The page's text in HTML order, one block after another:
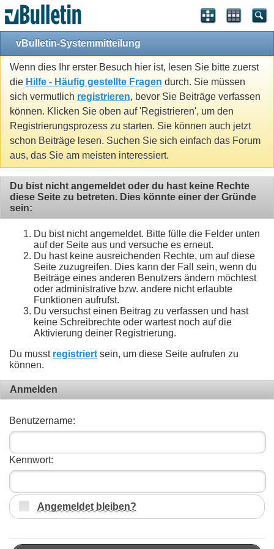
vBulletin-Systemmitteilung
Wenn dies Ihr erster Besuch hier ist, lesen Sie bitte zuerst
die Hilfe - Häufig gestellte Fragen durch. Sie müssen
sich vermutlich registrieren, bevor Sie Beiträge verfassen
können. Klicken Sie oben auf 'Registrieren', um den
Registrierungsprozess zu starten. Sie können auch jetzt
schon Beiträge lesen. Suchen Sie sich einfach das Forum
aus, das Sie am meisten interessiert.
Du bist nicht angemeldet oder du hast keine Rechte
diese Seite zu betreten. Dies könnte einer der Gründe
sein:
Du bist nicht angemeldet. Bitte fülle die Felder unten
auf der Seite aus und versuche es erneut.
Du hast keine ausreichenden Rechte, um auf diese
Seite zuzugreifen. Dies kann der Fall sein, wenn du
Beiträge eines anderen Benutzers ändern möchtest
oder administrative bzw. andere nicht erlaubte
Funktionen aufrufst.
Du versuchst einen Beitrag zu verfassen und hast
keine Schreibrechte oder wartest noch auf die
Aktivierung deiner Registrierung.
Du musst registriert sein, um diese Seite aufrufen zu
können.
Anmelden
Benutzername:
Kennwort:
Angemeldet bleiben?